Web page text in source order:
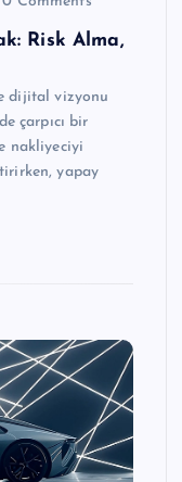
Risk Alma,
dijital vizyonu
çarpıcı bir
nakliyeciyi
yapay